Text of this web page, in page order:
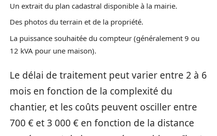
Un extrait du plan cadastral disponible à la mairie.
Des photos du terrain et de la propriété.
La puissance souhaitée du compteur (généralement 9 ou
12 kVA pour une maison).
Le délai de traitement peut varier entre 2 à 6
mois en fonction de la complexité du
chantier, et les coûts peuvent osciller entre
700 € et 3 000 € en fonction de la distance